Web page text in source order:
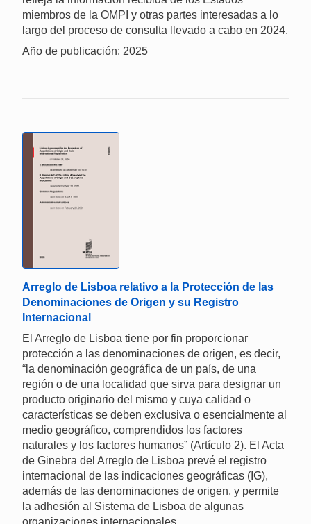
miembros de la OMPI y otras partes interesadas a lo
largo del proceso de consulta llevado a cabo en 2024.
Año de publicación: 2025
Arreglo de Lisboa relativo a la Protección de las
Denominaciones de Origen y su Registro
Internacional
El Arreglo de Lisboa tiene por fin proporcionar
protección a las denominaciones de origen, es decir,
“la denominación geográfica de un país, de una
región o de una localidad que sirva para designar un
producto originario del mismo y cuya calidad o
características se deben exclusiva o esencialmente al
medio geográfico, comprendidos los factores
naturales y los factores humanos” (Artículo 2). El Acta
de Ginebra del Arreglo de Lisboa prevé el registro
internacional de las indicaciones geográficas (IG),
además de las denominaciones de origen, y permite
la adhesión al Sistema de Lisboa de algunas
organizaciones internacionales.